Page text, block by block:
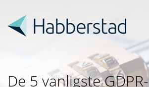
De 5 vanligste GDPR-